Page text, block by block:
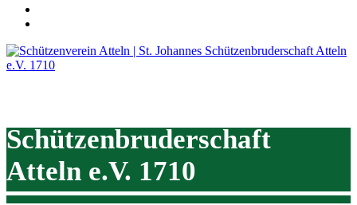
Schützenbruderschaft
Atteln e.V. 1710